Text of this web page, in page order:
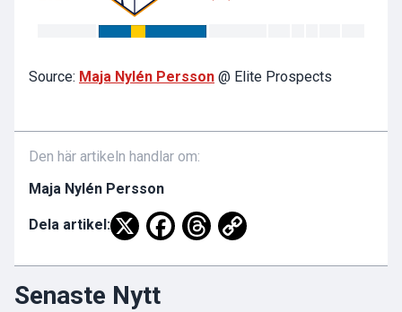
Source: Maja Nylén Persson @ Elite Prospects
Den här artikeln handlar om:
Maja Nylén Persson
Dela artikel:
Senaste Nytt